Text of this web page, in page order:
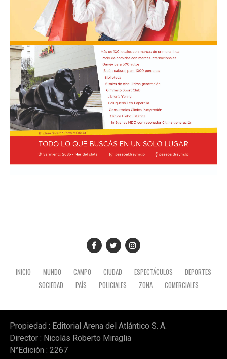
INICIO MUNDO CAMPO CIUDAD ESPECTÁCULOS
DEPORTES
SOCIEDAD
PAÍS POLICIALES ZONA COMERCIALES
Propiedad : Editorial Arena del Atlántico S. A.
Director : Nicolás Roberto Miraglia
N°Edición : 2267